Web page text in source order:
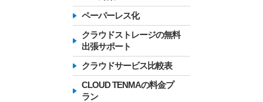
ペーパーレス化
クラウドストレージの無料
出張サポート
クラウドサービス比較表
CLOUD TENMAの料金プ
ラン